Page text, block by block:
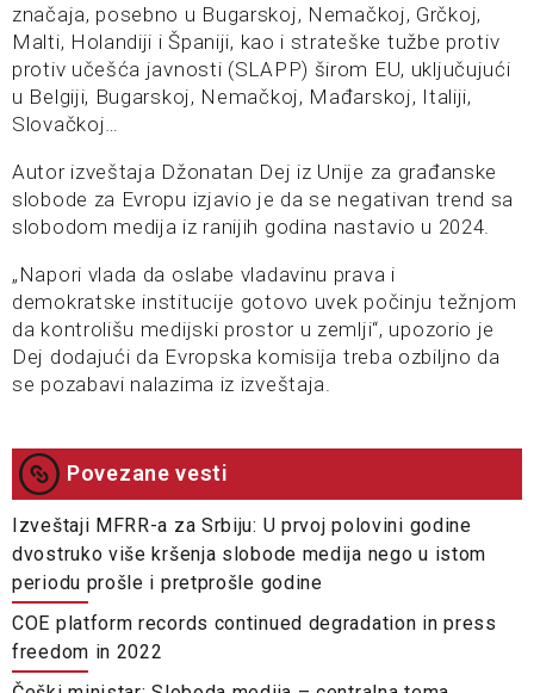
značaja, posebno u Bugarskoj, Nemačkoj, Grčkoj,
Malti, Holandiji i Španiji, kao i strateške tužbe protiv
protiv učešća javnosti (SLAPP) širom EU, uključujući
u Belgiji, Bugarskoj, Nemačkoj, Mađarskoj, Italiji,
Slovačkoj…
Autor izveštaja Džonatan Dej iz Unije za građanske
slobode za Evropu izjavio je da se negativan trend sa
slobodom medija iz ranijih godina nastavio u 2024.
„Napori vlada da oslabe vladavinu prava i
demokratske institucije gotovo uvek počinju težnjom
da kontrolišu medijski prostor u zemlji“, upozorio je
Dej dodajući da Evropska komisija treba ozbiljno da
se pozabavi nalazima iz izveštaja.
Povezane vesti
Izveštaji MFRR-a za Srbiju: U prvoj polovini godine
dvostruko više kršenja slobode medija nego u istom
periodu prošle i pretprošle godine
COE platform records continued degradation in press
freedom in 2022